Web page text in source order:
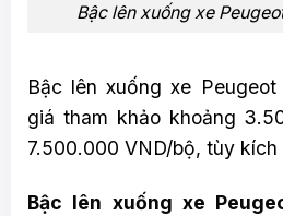
Bậc lên xuống xe
Bậc lên xuống xe
giá tham khảo khoảng
7.500.000 VND/bộ, tùy
Bậc lên xuống xe